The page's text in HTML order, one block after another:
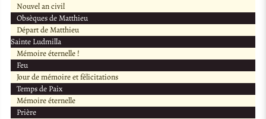
Nouvel an civil
Obsèques de Matthieu
Départ de Matthieu
Sainte Ludmilla
Mémoire éternelle !
Feu
Jour de mémoire et félicitations
Temps de Paix
Mémoire éternelle
Prière